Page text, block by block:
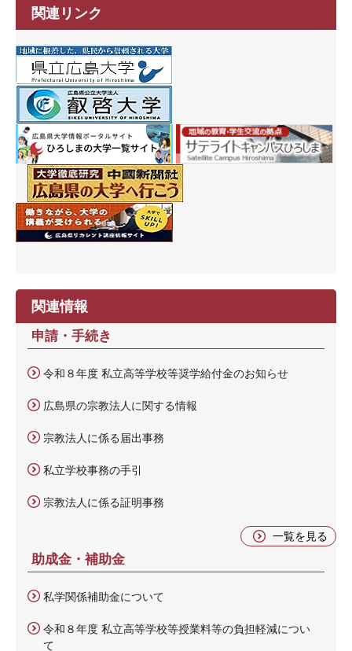
関連リンク
関連情報
申請・手続き
令和８年度 私立高等学校等奨学給付金のお知らせ
広島県の宗教法人に関する情報
宗教法人に係る届出事務
私立学校事務の手引
宗教法人に係る証明事務
一覧を見る
助成金・補助金
私学関係補助金について
令和８年度 私立高等学校等授業料等の負担軽減につい
て